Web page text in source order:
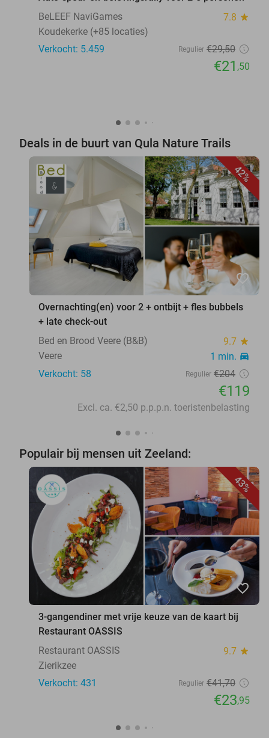
BeLEEF NaviGames
7.8 star
Koudekerke (+85 locaties)
Verkocht: 5.459
Regulier €29,50
€21 ,50
Deals in de buurt van Qula Nature Trails
42%
favorite_border
Overnachting(en) voor 2 + ontbijt + fles bubbels
+ late check-out
Bed en Brood Veere (B&B)
9.7 star
Veere 1 min. directions_car
Verkocht: 58 Regulier €204
€119
Excl. ca. €2,50 p.p.p.n. toeristenbelasting
Populair bij mensen uit Zeeland:
43%
favorite_border
3-gangendiner met vrije keuze van de kaart bij
Restaurant OASSIS
Restaurant OASSIS
9.7 star
Zierikzee
Verkocht: 431
Regulier €41,70
€23,95